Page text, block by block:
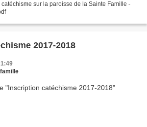
sur la paroisse de la Sainte Famille -
2017-2018